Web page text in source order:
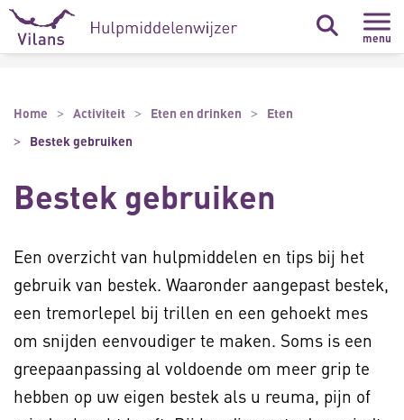
Naar hoofdinhoud
Naar footer
menu
Home Activiteit Eten en drinken
Eten
Bestek gebruiken
Bestek gebruiken
Een overzicht van hulpmiddelen en tips bij het
gebruik van bestek. Waaronder aangepast bestek,
een tremorlepel bij trillen en een gehoekt mes
om snijden eenvoudiger te maken. Soms is een
greepaanpassing al voldoende om meer grip te
hebben op uw eigen bestek als u reuma, pijn of